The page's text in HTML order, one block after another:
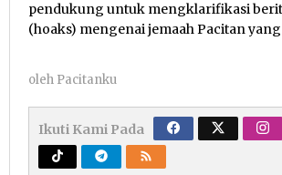
pendukung untuk mengklarifikasi
(hoaks) mengenai jemaah Pacitan
oleh Pacitanku
Ikuti Kami Pada